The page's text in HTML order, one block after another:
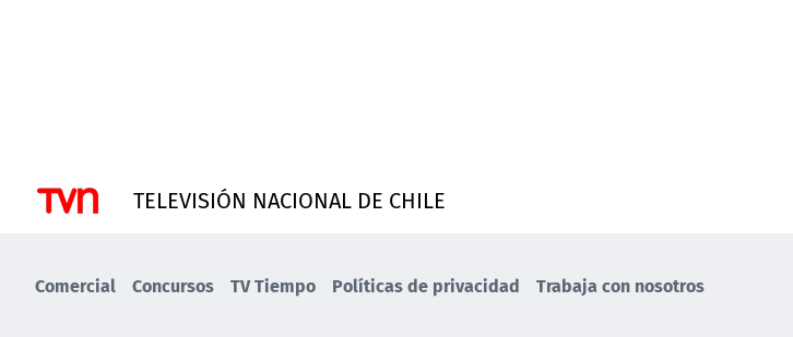
TELEVISIÓN NACIONAL DE CHILE
Comercial Concursos TV Tiempo Políticas de privacidad Trabaja con nosotros